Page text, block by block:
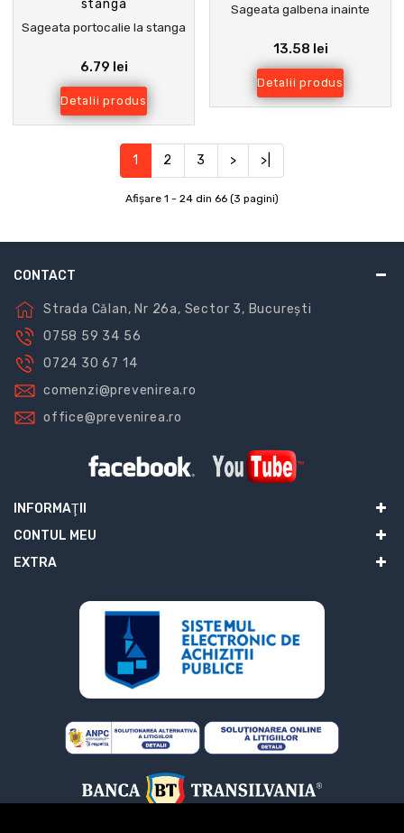
Sageata portocalie la stanga
6.79 lei
Detalii produs
Sageata galbena inainte
13.58 lei
Detalii produs
1 2 3 > >|
Afişare 1 - 24 din 66 (3 pagini)
CONTACT
Strada Călan, Nr 26a, Sector 3, București
0758 59 34 56
0724 30 67 14
comenzi@prevenirea.ro
office@prevenirea.ro
INFORMAŢII
CONTUL MEU
EXTRA